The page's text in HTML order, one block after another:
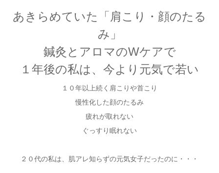
あきらめていた「肩こり・顔のたる
み」
鍼灸とアロマのWケアで
１年後の私は、今より元気で若い
１０年以上続く肩こりや首こり
慢性化した顔のたるみ
疲れが取れない
ぐっすり眠れない
２０代の私は、肌アレ知らずの元気女子だったのに・・・